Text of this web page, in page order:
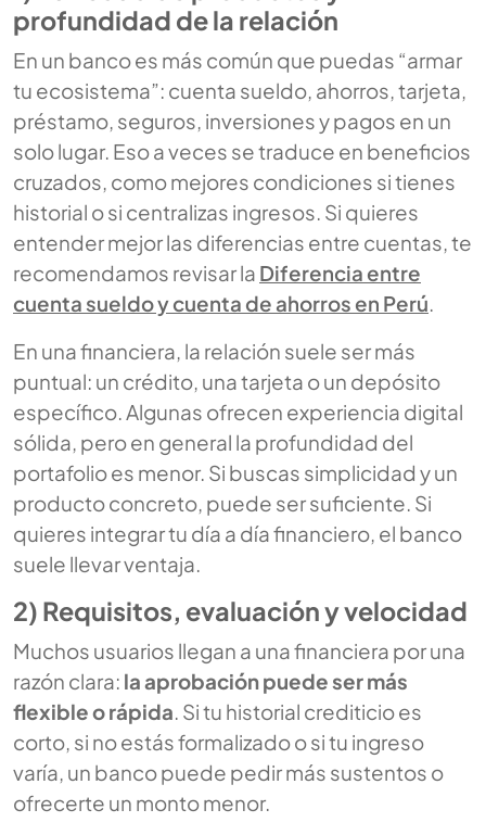
profundidad de la relación
En un banco es más común que puedas “armar
tu ecosistema”: cuenta sueldo, ahorros, tarjeta,
préstamo, seguros, inversiones y pagos en un
solo lugar. Eso a veces se traduce en beneficios
cruzados, como mejores condiciones si tienes
historial o si centralizas ingresos. Si quieres
entender mejor las diferencias entre cuentas, te
recomendamos revisar la Diferencia entre
cuenta sueldo y cuenta de ahorros en Perú
En una financiera, la relación suele ser más
puntual: un crédito, una tarjeta o un depósito
específico. Algunas ofrecen experiencia digital
sólida, pero en general la profundidad del
portafolio es menor. Si buscas simplicidad y un
producto concreto, puede ser suficiente. Si
quieres integrar tu día a día financiero, el banco
suele llevar ventaja.
2) Requisitos, evaluación y velocidad
Muchos usuarios llegan a una financiera por una
razón clara: la aprobación puede ser más
flexible o rápida . Si tu historial crediticio es
corto, si no estás formalizado o si tu ingreso
varía, un banco puede pedir más sustentos o
ofrecerte un monto menor.